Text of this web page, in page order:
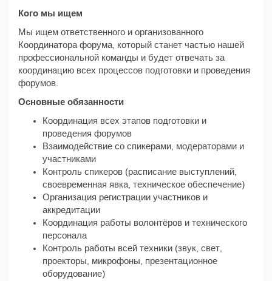
Кого мы ищем
Мы ищем ответственного и организованного
Координатора форума, который станет частью нашей
профессиональной команды и будет отвечать за
координацию всех процессов подготовки и проведения
форумов.
Основные обязанности
Координация всех этапов подготовки и
проведения форумов
Взаимодействие со спикерами, модераторами и
участниками
Контроль спикеров (расписание выступлений,
своевременная явка, техническое обеспечение)
Организация регистрации участников и
аккредитации
Координация работы волонтёров и технического
персонала
Контроль работы всей техники (звук, свет,
проекторы, микрофоны, презентационное
оборудование)